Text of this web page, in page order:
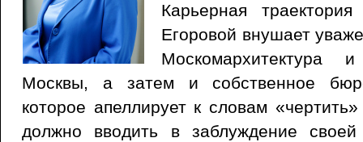
Карьерная
Егоровой внушает
Москомархитектура
Москвы, а затем и собственное
которое апеллирует к словам
должно вводить в заблуждение своей